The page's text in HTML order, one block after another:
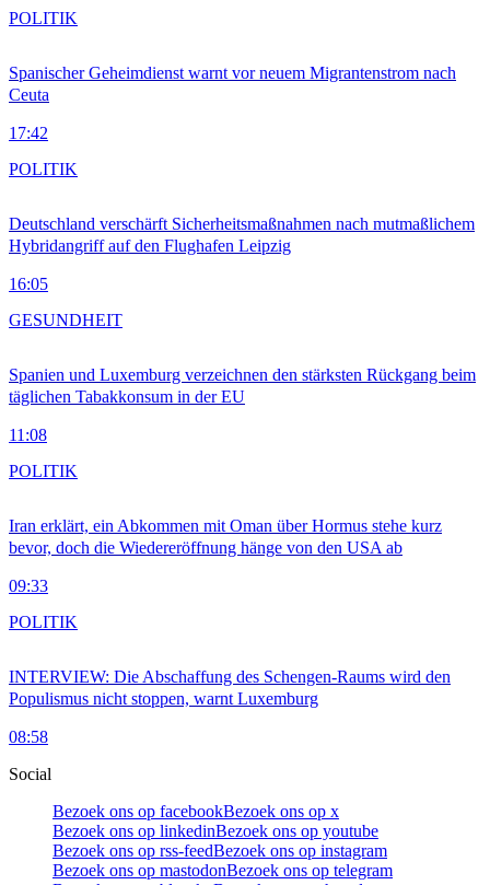
Spanischer Geheimdienst warnt vor neuem Migrantenstrom nach
Ceuta
17:42
POLITIK
Deutschland verschärft Sicherheitsmaßnahmen nach mutmaßlichem
Hybridangriff auf den Flughafen Leipzig
16:05
POLITIK
Spanien und Luxemburg verzeichnen den stärksten Rückgang beim
täglichen Tabakkonsum in der EU
11:08
GESUNDHEIT
Iran erklärt, ein Abkommen mit Oman über Hormus stehe kurz
bevor, doch die Wiedereröffnung hänge von den USA ab
09:33
POLITIK
INTERVIEW: Die Abschaffung des Schengen-Raums wird den
Populismus nicht stoppen, warnt Luxemburg
08:58
POLITIK
Social
Bezoek ons op facebookBezoek ons op x
Bezoek ons op linkedinBezoek ons op youtube
Bezoek ons op rss-feedBezoek ons op instagram
Bezoek ons op mastodonBezoek ons op telegram